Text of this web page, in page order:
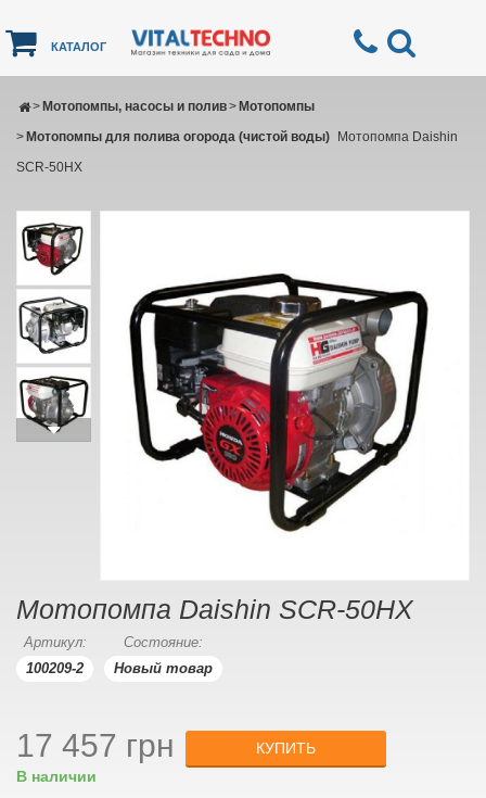
КАТАЛОГ
Мотопомпы, насосы и полив
> Мотопомпы
>
Мотопомпы для полива огорода (чистой воды)
>
Мотопомпа Daishin
SCR-50HX
Мотопомпа Daishin SCR-50HX
Артикул:
100209-2
Состояние:
Новый товар
17 457 грн
В наличии
КУПИТЬ